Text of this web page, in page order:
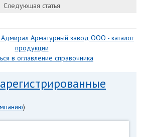
Следующая статья
Арматурный завод ООО - каталог
продукции
в оглавление справочника
)